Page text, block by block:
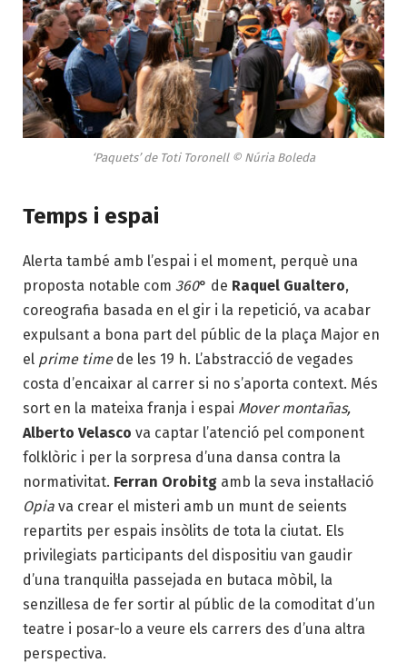
‘Paquets’ de Toti Toronell © Núria Boleda
Temps i espai
Alerta també amb l’espai i el moment, perquè una
proposta notable com 360° de Raquel Gualtero,
coreografia basada en el gir i la repetició, va acabar
expulsant a bona part del públic de la plaça Major en
el prime timede les 19 h. L’abstracció de vegades
costa d’encaixar al carrer si no s’aporta context. Més
sort en la mateixa franja i espai Mover montañas,
Alberto Velasco va captar l’atenció pel component
folklòric i per la sorpresa d’una dansa contra la
normativitat. Ferran Orobitg amb la seva instal·lació
Opia va crear el misteri amb un munt de seients
repartits per espais insòlits de tota la ciutat. Els
privilegiats participants del dispositiu van gaudir
d’una tranquil·la passejada en butaca mòbil, la
senzillesa de fer sortir al públic de la comoditat d’un
teatre i posar-lo a veure els carrers des d’una altra
perspectiva.